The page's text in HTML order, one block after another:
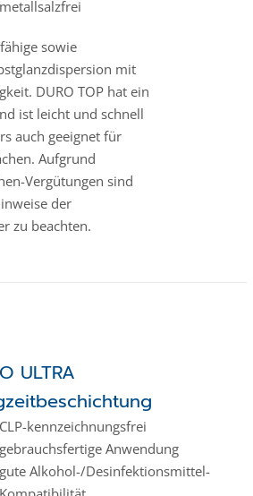
metallsalzfrei
sowie
mit
DURO TOP hat ein
ist leicht und schnell
auch geeignet für
Aufgrund
Vergütungen sind
der
zu beachten.
ULTRA
CLP-kenn­zeich­­nungs­frei
gebrauchsfertige Anwendung
gute Alkohol-/Desinfektionsmittel-